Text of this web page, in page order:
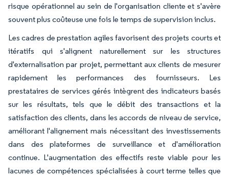
risque opérationnel au sein de l'organisation cliente et s'avère
souvent plus coûteuse une fois le temps de supervision inclus.
Les cadres de prestation agiles favorisent des projets courts et
itératifs qui s'alignent naturellement sur les structures
d'externalisation par projet, permettant aux clients de mesurer
rapidement les performances des fournisseurs. Les
prestataires de services gérés intègrent des indicateurs basés
sur les résultats, tels que le débit des transactions et la
satisfaction des clients, dans les accords de niveau de service,
améliorant l'alignement mais nécessitant des investissements
dans des plateformes de surveillance et d'amélioration
continue. L'augmentation des effectifs reste viable pour les
lacunes de compétences spécialisées à court terme telles que